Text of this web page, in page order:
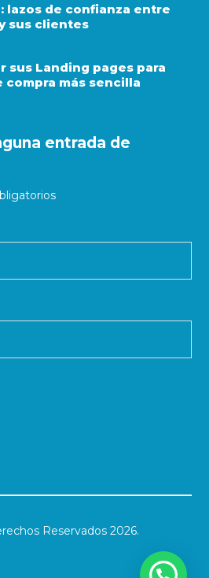
lazos de confianza entre
sus clientes
sus Landing pages para
más sencilla
entrada de
Reservados 2026.